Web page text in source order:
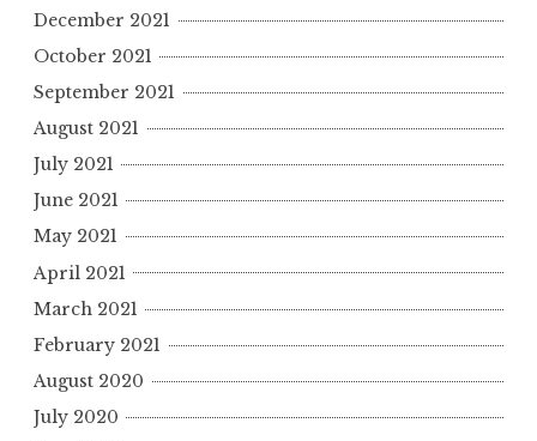
December 2021
October 2021
September 2021
August 2021
July 2021
June 2021
May 2021
April 2021
March 2021
February 2021
August 2020
July 2020